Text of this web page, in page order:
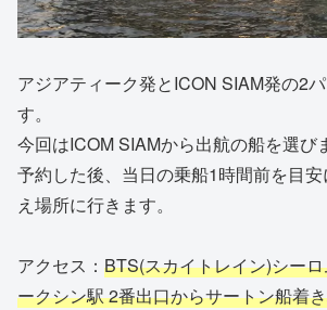
アジアティーク発とICON SIAM発の2
す。
今回はICOM SIAMから出航の船を選び
予約した後、当日の乗船1時間前を目
え場所に行きます。
アクセス： BTS(スカイトレイン)シー
ークシン駅 2番出口からサートン船着